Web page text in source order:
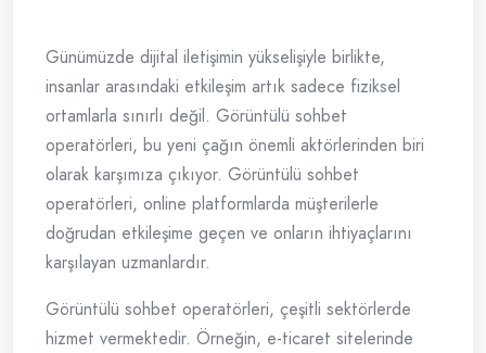
Günümüzde dijital iletişimin yükselişiyle birlikte,
insanlar arasındaki etkileşim artık sadece fiziksel
ortamlarla sınırlı değil. Görüntülü sohbet
operatörleri, bu yeni çağın önemli aktörlerinden biri
olarak karşımıza çıkıyor. Görüntülü sohbet
operatörleri, online platformlarda müşterilerle
doğrudan etkileşime geçen ve onların ihtiyaçlarını
karşılayan uzmanlardır.
Görüntülü sohbet operatörleri, çeşitli sektörlerde
hizmet vermektedir. Örneğin, e-ticaret sitelerinde